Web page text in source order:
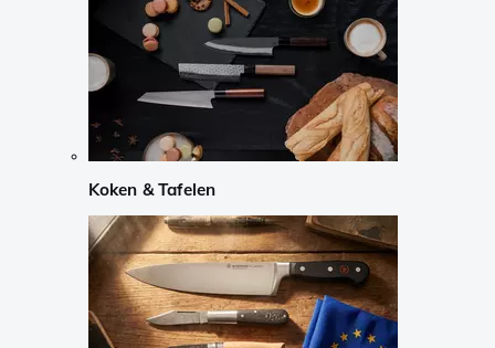
Koken & Tafelen